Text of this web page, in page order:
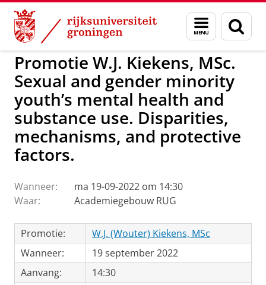
Skip
Content
Skip
Navigation
Menu
en
zoeken
GMW Activiteiten
Promotie W.J. Kiekens, MSc.
Sexual and gender minority
youth’s mental health and
substance use. Disparities,
mechanisms, and protective
factors.
Wanneer:
ma 19-09-2022 om 14:30
Waar:
Academiegebouw RUG
Promotie:
W.J. (Wouter) Kiekens, MSc
Wanneer:
19 september 2022
Aanvang:
14:30